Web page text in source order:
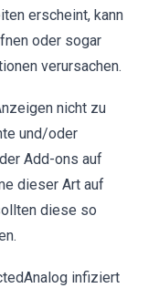
erscheint, kann
oder sogar
verursachen.
nicht zu
und/oder
Add-ons auf
dieser Art auf
diese so
infiziert